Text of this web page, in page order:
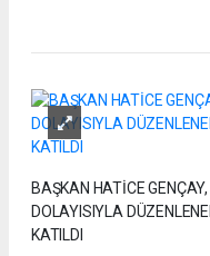
BAŞKAN HATİCE
DOLAYISIYLA
KATILDI